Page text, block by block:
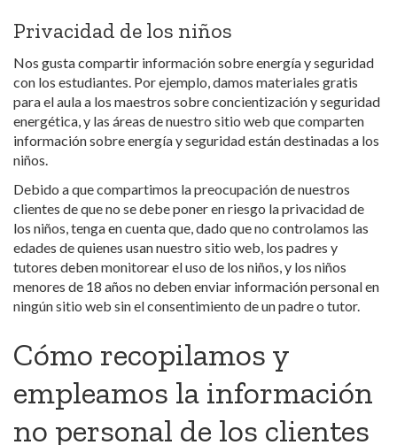
Privacidad de los niños
Nos gusta compartir información sobre energía y seguridad
con los estudiantes. Por ejemplo, damos materiales gratis
para el aula a los maestros sobre concientización y seguridad
energética, y las áreas de nuestro sitio web que comparten
información sobre energía y seguridad están destinadas a los
niños.
Debido a que compartimos la preocupación de nuestros
clientes de que no se debe poner en riesgo la privacidad de
los niños, tenga en cuenta que, dado que no controlamos las
edades de quienes usan nuestro sitio web, los padres y
tutores deben monitorear el uso de los niños, y los niños
menores de 18 años no deben enviar información personal en
ningún sitio web sin el consentimiento de un padre o tutor.
Cómo recopilamos y
empleamos la información
no personal de los clientes